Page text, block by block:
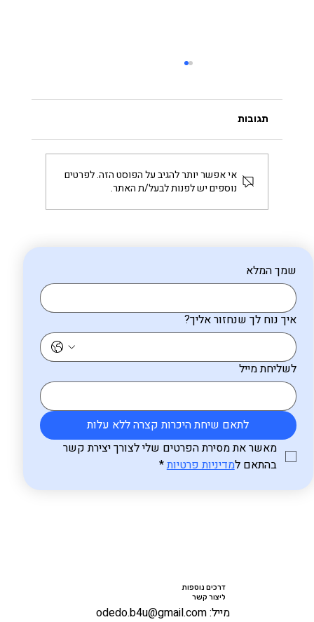
שמך המלא
איך נוח לך שנחזור אליך?
לשליחת מייל
לתאם שיחת היכרות קצרה ללא עלות
בהתאם למדיניות פרטיות*
דרכים נוספות
ליצור קשר
מייל: odedo.b4u@gmail.com
תגובות
אי אפשר יותר להגיב על הפוסט הזה. לפרטים
נוספים יש לפנות לבעל/ת האתר.